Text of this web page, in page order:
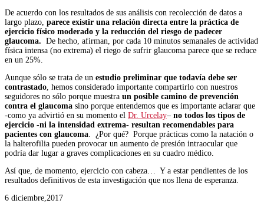
De acuerdo con los resultados de sus análisis con recolección de datos a
largo plazo, parece existir una relación directa entre la práctica de
ejercicio físico moderado y la reducción del riesgo de padecer
glaucoma. De hecho, afirman, por cada 10 minutos semanales de actividad
física intensa (no extrema) el riego de sufrir glaucoma parece que se reduce
en un 25%.
Aunque sólo se trata de un estudio preliminar que todavía debe ser
contrastado , hemos considerado importante compartirlo con nuestros
seguidores no sólo porque muestra un posible camino de prevención
contra el glaucoma sino porque entendemos que es importante aclarar que
-como ya advirtió en su momento el Dr. Urcelay– no todos los tipos de
ejercicio -ni la intensidad extrema- resultan recomendables para
pacientes con glaucoma . ¿Por qué? Porque prácticas como la natación o
la halterofilia pueden provocar un aumento de presión intraocular que
podría dar lugar a graves complicaciones en su cuadro médico.
Así que, de momento, ejercicio con cabeza… Y a estar pendientes de los
resultados definitivos de esta investigación que nos llena de esperanza.
6 diciembre,2017